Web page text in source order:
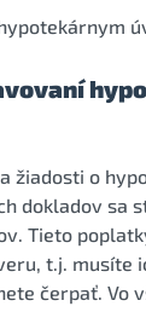
žiadosti o
dokladov sa
Tieto
t.j. musíte
čerpať. Vo